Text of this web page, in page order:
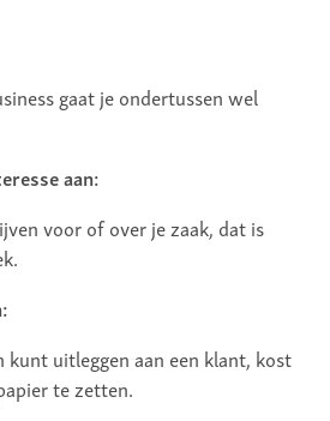
gaat je ondertussen wel
aan:
voor of over je zaak, dat is
uitleggen aan een klant, kost
te zetten.